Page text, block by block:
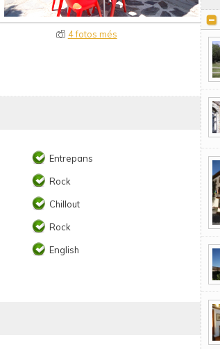
4 fotos més
Entrepans
Rock
Chillout
Rock
English